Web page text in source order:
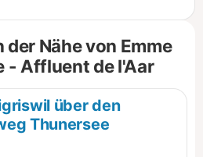
ist die Entfernung gross
Berner Alpen noch zu sehen.
Nähe von Emme
- Affluent de l'Aar
über den
Thunersee